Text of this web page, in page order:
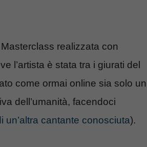
realizzata con
l’artista è stata tra i giurati del
come ormai online sia solo un
dell’umanità, facendoci
un’altra cantante conosciuta).